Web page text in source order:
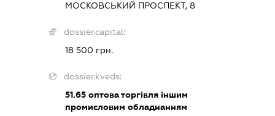
МОСКОВСЬКИЙ ПРОСПЕКТ, 8
dossier.capital:
18 500 грн.
dossier.kveds:
51.65 оптова торгівля іншим
промисловим обладнанням